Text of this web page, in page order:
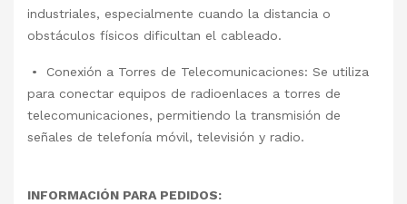
industriales, especialmente cuando la distancia o
obstáculos físicos dificultan el cableado.
• Conexión a Torres de Telecomunicaciones: Se utiliza
para conectar equipos de radioenlaces a torres de
telecomunicaciones, permitiendo la transmisión de
señales de telefonía móvil, televisión y radio.
INFORMACIÓN PARA PEDIDOS: